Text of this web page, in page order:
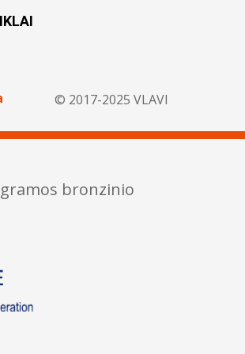
© 2017-2025 VLAVI
bronzinio